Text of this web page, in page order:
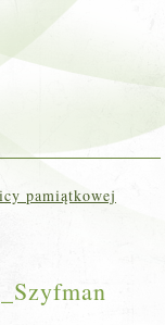
pamiątkowej